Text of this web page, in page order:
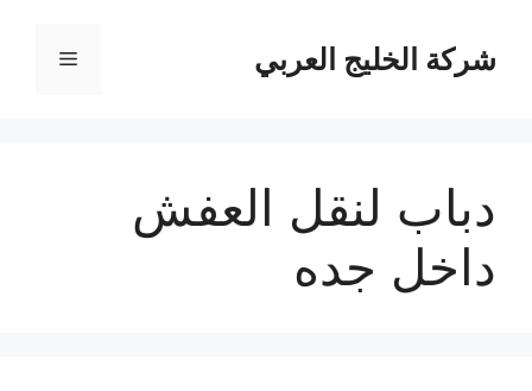
المحتوىشركة الخليج العربي القائمة
دباب لنقل العفش
داخل جده